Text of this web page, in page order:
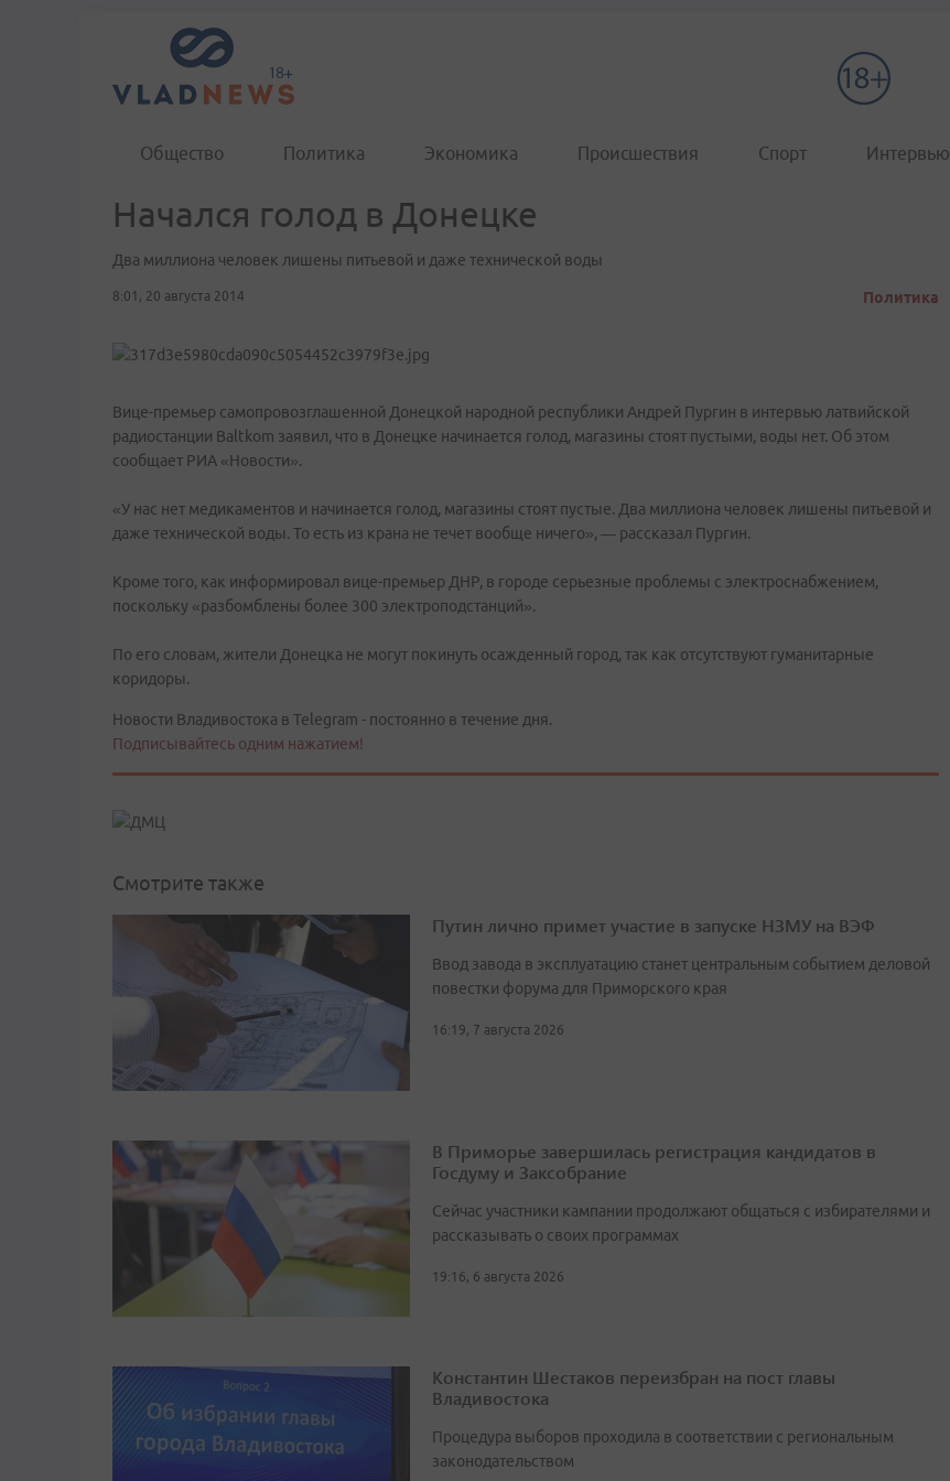
Общество Политика Экономика Происшествия Спорт Интервью
Начался голод в Донецке
Два миллиона человек лишены питьевой и даже технической воды
8:01, 20 августа 2014 Политика
Вице-премьер самопровозглашенной Донецкой народной республики Андрей Пургин в интервью латвийской
радиостанции Baltkom заявил, что в Донецке начинается голод, магазины стоят пустыми, воды нет. Об этом
сообщает РИА «Новости».
«У нас нет медикаментов и начинается голод, магазины стоят пустые. Два миллиона человек лишены питьевой и
даже технической воды. То есть из крана не течет вообще ничего», — рассказал Пургин.
Кроме того, как информировал вице-премьер ДНР, в городе серьезные проблемы с электроснабжением,
поскольку «разбомблены более 300 электроподстанций».
По его словам, жители Донецка не могут покинуть осажденный город, так как отсутствуют гуманитарные
коридоры.
Новости Владивостока в Telegram - постоянно в течение дня.
Подписывайтесь одним нажатием!
Смотрите также
Путин лично примет участие в запуске НЗМУ на ВЭФ
Ввод завода в эксплуатацию станет центральным событием деловой
повестки форума для Приморского края
16:19, 7 августа 2026
В Приморье завершилась регистрация кандидатов в
Госдуму и Заксобрание
Сейчас участники кампании продолжают общаться с избирателями и
рассказывать о своих программах
19:16, 6 августа 2026
Константин Шестаков переизбран на пост главы
Владивостока
Процедура выборов проходила в соответствии с региональным
законодательством